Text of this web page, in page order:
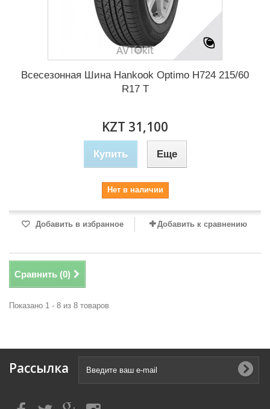
Всесезонная Шина Hankook Optimo H724 215/60
R17 T
KZT 31,100
Купить Еще
Нет в наличии
Добавить в избранное Добавить к сравнению
Сравнить (0)
Показано 1 - 8 из 8 товаров
Рассылка